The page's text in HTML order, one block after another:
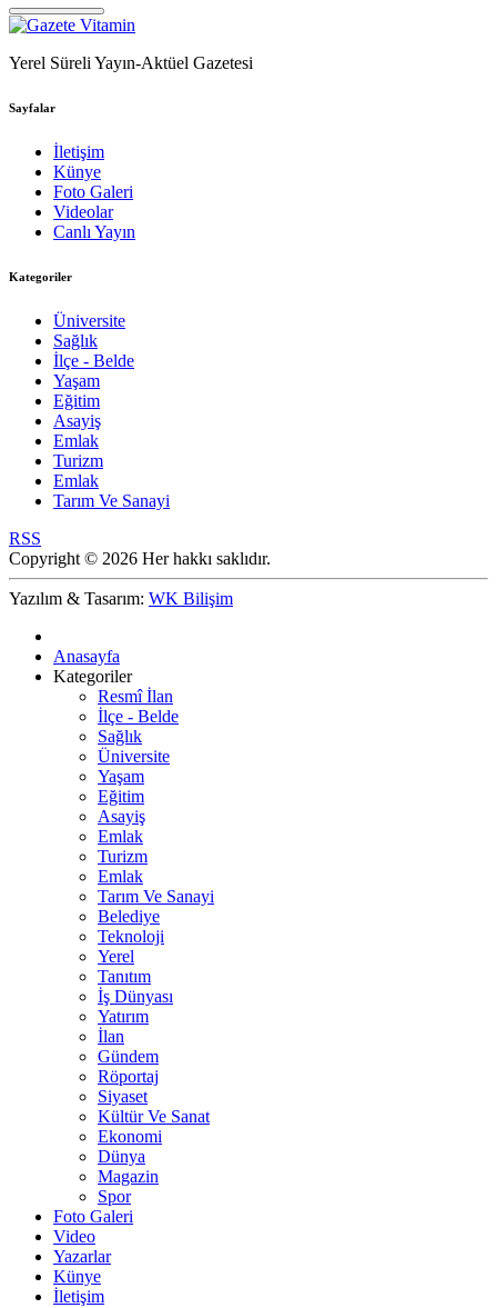
Yerel Süreli Yayın-Aktüel Gazetesi
Sayfalar
İletişim
Künye
Foto Galeri
Videolar
Canlı Yayın
Kategoriler
Üniversite
Sağlık
İlçe - Belde
Yaşam
Eğitim
Asayiş
Emlak
Turizm
Emlak
Tarım Ve Sanayi
RSS
Copyright © 2026 Her hakkı saklıdır.
Yazılım & Tasarım: WK Bilişim
Anasayfa
Kategoriler
Resmî İlan
İlçe - Belde
Sağlık
Üniversite
Yaşam
Eğitim
Asayiş
Emlak
Turizm
Emlak
Tarım Ve Sanayi
Belediye
Teknoloji
Yerel
Tanıtım
İş Dünyası
Yatırım
İlan
Gündem
Röportaj
Siyaset
Kültür Ve Sanat
Ekonomi
Dünya
Magazin
Spor
Foto Galeri
Video
Yazarlar
Künye
İletişim